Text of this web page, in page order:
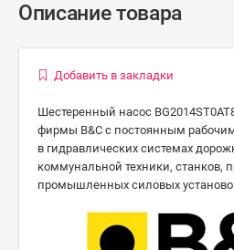
Описание товара
Добавить в закладки
Шестеренный насос
фирмы B&C с постоянным
в гидравлических системах
коммунальной техники, станков,
промышленных силовых